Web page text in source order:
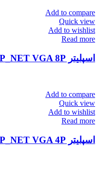
Add to compare
Quick view
Add to wishlist
Read more
اسپلیتر P_NET VGA 8P
Add to compare
Quick view
Add to wishlist
Read more
اسپلیتر P_NET VGA 4P